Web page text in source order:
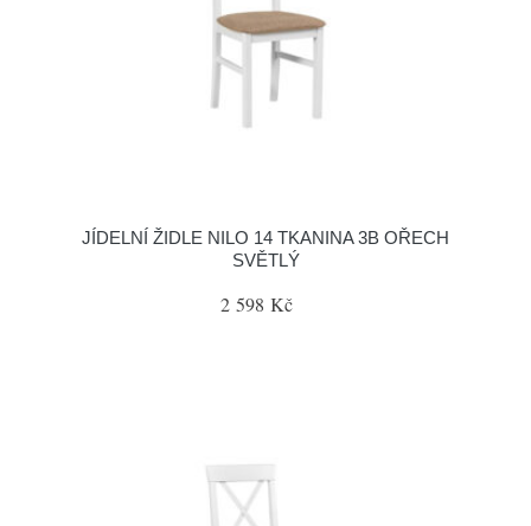
JÍDELNÍ ŽIDLE NILO 14 TKANINA 3B OŘECH
SVĚTLÝ
2 598 Kč